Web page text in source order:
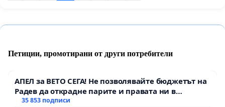
Петиции, промотирани от други потребители
АПЕЛ за ВЕТО СЕГА! Не позволявайте бюджетът на
Радев да открадне парите и правата ни в
тъмното
35 853 подписи